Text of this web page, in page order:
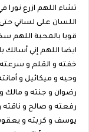
تشاء اللهم ازرع نورا
اللسان على لساني
قويا بالمحبة
ايضا اللهم إني
خفته و القلم و
وحيه و ميكائيل و
رضوان و جنته و مالك
رفعته و صالح و ناقته
يوسف و كربته و